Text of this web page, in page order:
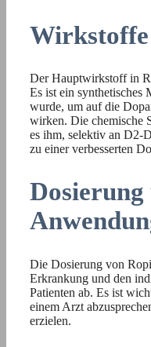
Wirkstoffe
Der Hauptwirkstoff in
Es ist ein synthetisches
wurde, um auf die
wirken. Die chemische
es ihm, selektiv an D2-
zu einer verbesserten
Dosierung
Die Dosierung von
Erkrankung und den
Patienten ab. Es ist
einem Arzt
erzielen.